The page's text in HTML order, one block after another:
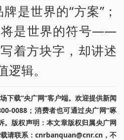
是世界的“方案”；
将是世界的符号——
着方块字，却讲述
辑。
下载“央广网”客户端。欢迎提供新闻
0088；消费者也可通过央广网“啄
。版权声明：本文章版权归属央广网
请联系：cnrbanquan@cnr.cn，不